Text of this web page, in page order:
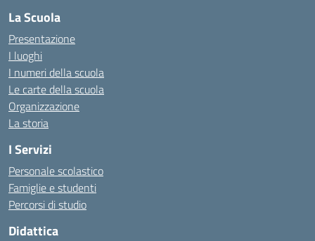
La Scuola
Presentazione
I luoghi
I numeri della scuola
Le carte della scuola
Organizzazione
La storia
I Servizi
Personale scolastico
Famiglie e studenti
Percorsi di studio
Didattica